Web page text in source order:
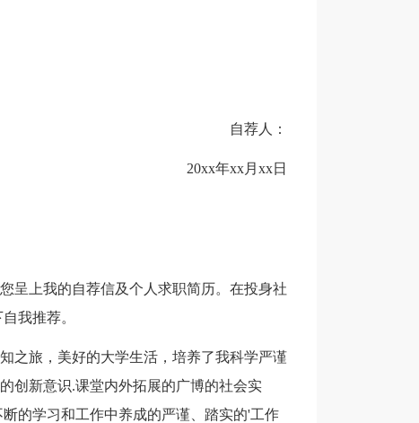
自荐人：
20xx年xx月xx日
上我的自荐信及个人求职简历。在投身社
我推荐。
旅，美好的大学生活，培养了我科学严谨
创新意识.课堂内外拓展的广博的社会实
的学习和工作中养成的严谨、踏实的'工作